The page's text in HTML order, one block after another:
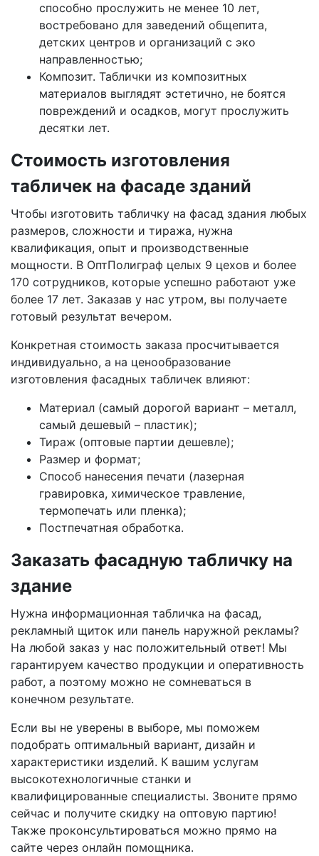
способно прослужить не менее 10 лет,
востребовано для заведений общепита,
детских центров и организаций с эко
направленностью;
Композит. Таблички из композитных
материалов выглядят эстетично, не боятся
повреждений и осадков, могут прослужить
десятки лет.
Стоимость изготовления
табличек на фасаде зданий
Чтобы изготовить табличку на фасад здания любых
размеров, сложности и тиража, нужна
квалификация, опыт и производственные
мощности. В ОптПолиграф целых 9 цехов и более
170 сотрудников, которые успешно работают уже
более 17 лет. Заказав у нас утром, вы получаете
готовый результат вечером.
Конкретная стоимость заказа просчитывается
индивидуально, а на ценообразование
изготовления фасадных табличек влияют:
Материал (самый дорогой вариант – металл,
самый дешевый – пластик);
Тираж (оптовые партии дешевле);
Размер и формат;
Способ нанесения печати (лазерная
гравировка, химическое травление,
термопечать или пленка);
Постпечатная обработка.
Заказать фасадную табличку на
здание
Нужна информационная табличка на фасад,
рекламный щиток или панель наружной рекламы?
На любой заказ у нас положительный ответ! Мы
гарантируем качество продукции и оперативность
работ, а поэтому можно не сомневаться в
конечном результате.
Если вы не уверены в выборе, мы поможем
подобрать оптимальный вариант, дизайн и
характеристики изделий. К вашим услугам
высокотехнологичные станки и
квалифицированные специалисты. Звоните прямо
сейчас и получите скидку на оптовую партию!
Также проконсультироваться можно прямо на
сайте через онлайн помощника.